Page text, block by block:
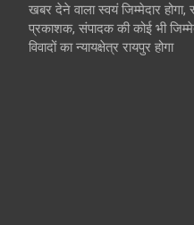
खबर देने वाला स्वयं जिम्मेदार होगा,
प्रकाशक, संपादक की कोई भी
विवादों का न्यायक्षेत्र रायपुर होगा